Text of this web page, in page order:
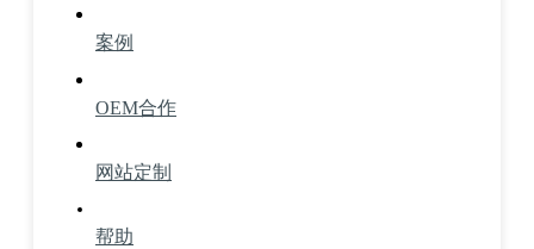
案例
OEM合作
网站定制
帮助